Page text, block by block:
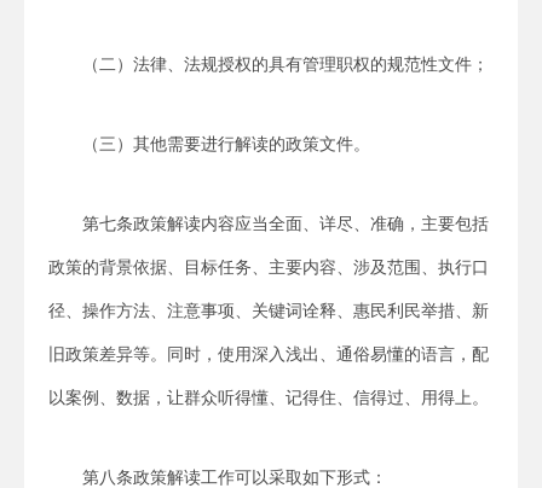
（二）法律、法规授权的具有管理职权的规范性文件；
（三）其他需要进行解读的政策文件。
第七条政策解读内容应当全面、详尽、准确，主要包括
政策的背景依据、目标任务、主要内容、涉及范围、执行口
径、操作方法、注意事项、关键词诠释、惠民利民举措、新
旧政策差异等。同时，使用深入浅出、通俗易懂的语言，配
以案例、数据，让群众听得懂、记得住、信得过、用得上。
第八条政策解读工作可以采取如下形式：